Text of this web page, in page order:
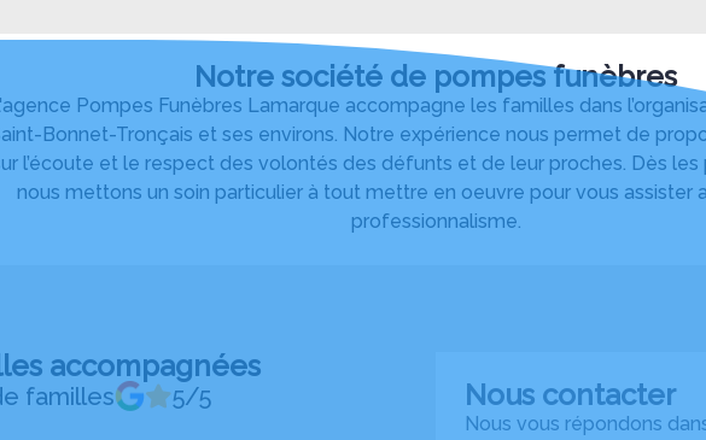
Notre société de pompes funèbres
Pompes Funèbres Lamarque accompagne les familles dans
Bonnet-Tronçais et ses environs. Notre expérience nous permet de
l’écoute et le respect des volontés des défunts et de leur proches. Dès les
nous mettons un soin particulier à tout mettre en oeuvre pour vous assister
professionnalisme.
accompagnées
familles 5/5 Nous contacter
Nous vous répondons